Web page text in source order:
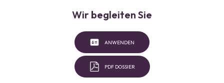
Wir begleiten Sie
ANWENDEN
PDF DOSSIER